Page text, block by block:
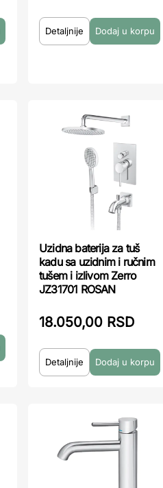
Detaljnije
Uzidna baterija za tuš
kadu sa uzidnim i ručnim
tušem i izlivom Zerro
JZ31701 ROSAN
18.050,00 RSD
Detaljnije